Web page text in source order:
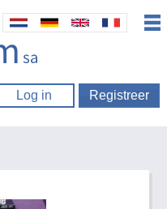
Log in Registreer